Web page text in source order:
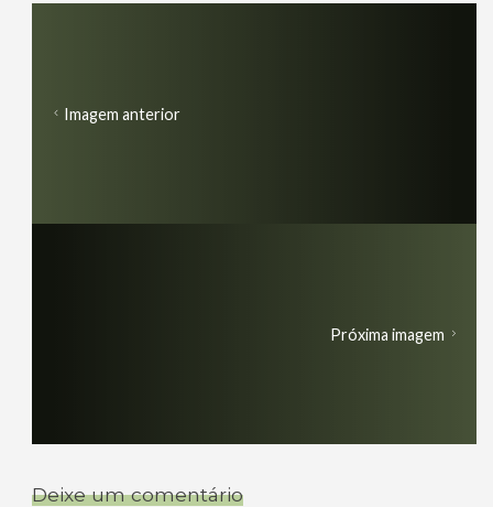
Imagem anterior
Próxima imagem
Deixe um comentário